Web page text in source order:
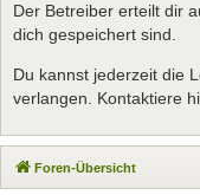
Der Betreiber erteilt dir
dich gespeichert sind.
Du kannst jederzeit die
verlangen. Kontaktiere
Foren-Übersicht